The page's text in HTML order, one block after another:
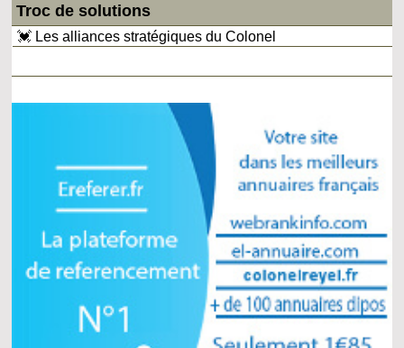
Troc de solutions
💓 Les alliances stratégiques du Colonel